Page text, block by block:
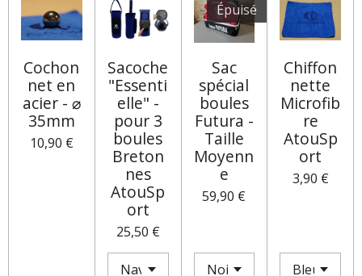
Cochon
net en
acier - ⌀
35mm
10,90 €
Sacoche
"Essenti
elle" -
pour 3
boules
Breton
nes
AtouSp
ort
25,50 €
Épuisé
Sac
spécial
boules
Futura -
Taille
Moyenn
e
59,90 €
Chiffon
nette
Microfib
re
AtouSp
ort
3,90 €